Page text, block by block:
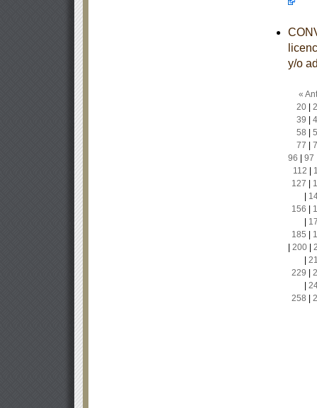
y/o
«
20|
39
58
77
96
97
112
127
156
185
200|
229
258